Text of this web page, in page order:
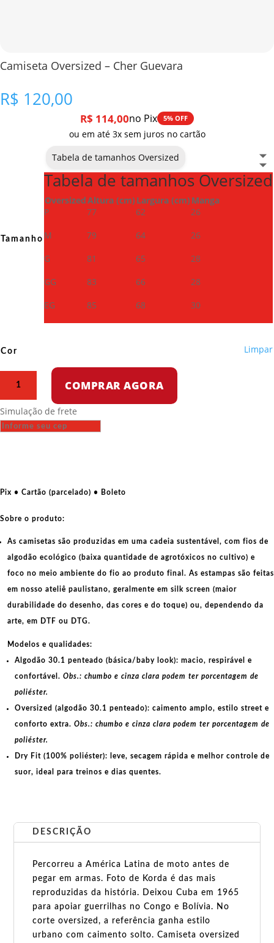
Camiseta Oversized – Cher Guevara
R$ 120,00
R$ 114,00no Pix 5% OFF
ou em até 3x sem juros no cartão
Tamanho
Tabela de tamanhos Oversized
Tabela de tamanhos Oversized
OversizedAltura (cm) Largura (cm) Manga
P
77 62
26
M
79 64
26
G
81 65
28
GG
83 66
28
EG
85 68 30
Cor Limpar
Cher
Guevara
COMPRAR AGORA
Simulação de frete
Pix • Cartão (parcelado) • Boleto
Sobre o produto:
As camisetas são produzidas em uma cadeia sustentável, com fios de
algodão ecológico (baixa quantidade de agrotóxicos no cultivo) e
foco no meio ambiente do fio ao produto final. As estampas são feitas
em nosso ateliê paulistano, geralmente em silk screen (maior
durabilidade do desenho, das cores e do toque) ou, dependendo da
arte, em DTF ou DTG.
Modelos e qualidades:
Algodão 30.1 penteado (básica/baby look): macio, respirável e
confortável. Obs.: chumbo e cinza clara podem ter porcentagem de
poliéster.
Oversized (algodão 30.1 penteado): caimento amplo, estilo street e
conforto extra. Obs.: chumbo e cinza clara podem ter porcentagem de
poliéster.
Dry Fit (100% poliéster): leve, secagem rápida e melhor controle de
suor, ideal para treinos e dias quentes.
DESCRIÇÃO
Percorreu a América Latina de moto antes de
pegar em armas. Foto de Korda é das mais
reproduzidas da história. Deixou Cuba em 1965
para apoiar guerrilhas no Congo e Bolívia. No
corte oversized, a referência ganha estilo
urbano com caimento solto. Camiseta oversized